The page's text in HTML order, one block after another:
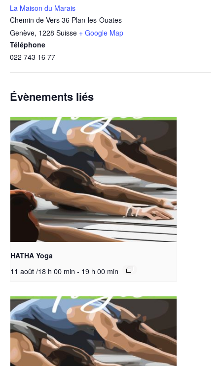
La Maison du Marais
Chemin de Vers 36 Plan-les-Ouates
Genève, 1228 Suisse + Google Map
Téléphone
022 743 16 77
Évènements liés
HATHA Yoga
11 août /18 h 00 min - 19 h 00 min